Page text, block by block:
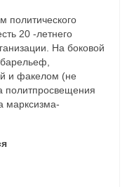
политического
20 -летнего
На боковой
и факелом (не
марксизма-